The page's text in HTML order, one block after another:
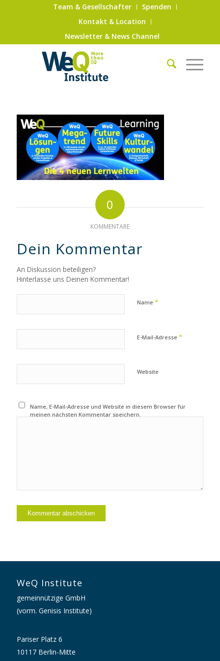
Team & Gesellschafter
Spenden
Kontakt & Location
Newsletter & News Channel
0
KOMMENTARE
Dein Kommentar
An Diskussion beteiligen?
Hinterlasse uns Deinen Kommentar!
Name *
E-Mail-Adresse *
Website
Name, E-Mail-Adresse und Website in diesem Browser für
meinen nächsten Kommentar speichern.
WeQ Institute
gemeinnützige GmbH
(vorm. Genisis Institute)
Pariser Platz 6
10117 Berlin-Mitte